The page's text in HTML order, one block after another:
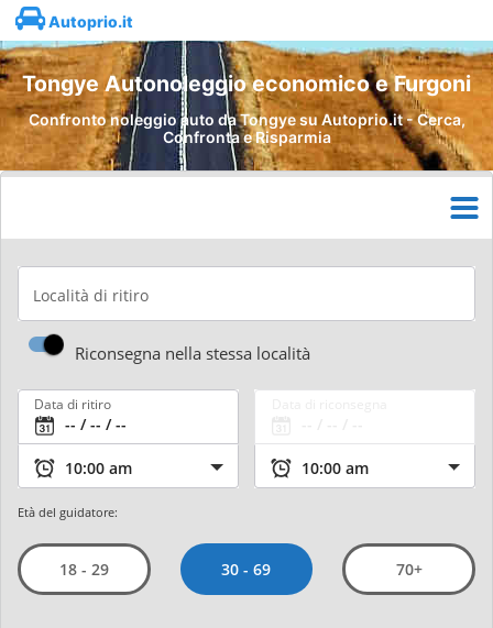
Autoprio.it
Tongye Autonoleggio economico e Furgoni
Confronto noleggio auto da Tongye su Autoprio.it - Cerca,
Confronta e Risparmia
Località di ritiro
Riconsegna nella stessa località
Data di ritiro
Età del guidatore:
18 - 29 30 - 69 70+